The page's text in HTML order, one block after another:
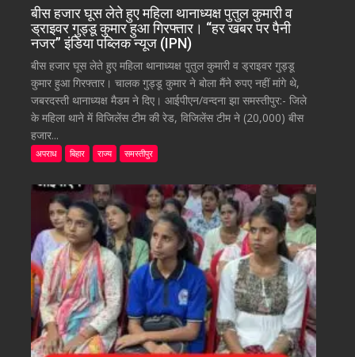
बीस हजार घूस लेते हुए महिला थानाध्यक्ष पुतुल कुमारी व
ड्राइवर गुड्डू कुमार हुआ गिरफ्तार। “हर खबर पर पैनी
नजर” इंडिया पब्लिक न्यूज (IPN)
बीस हजार घूस लेते हुए महिला थानाध्यक्ष पुतुल कुमारी व ड्राइवर गुड्डू
कुमार हुआ गिरफ्तार। चालक गुड्डू कुमार ने बोला मैंने रुपए नहीं मांगे थे,
जबरदस्ती थानाध्यक्ष मैडम ने दिए। आईपीएन/वन्दना झा समस्तीपुर:- जिले
के महिला थाने में विजिलेंस टीम की रेड, विजिलेंस टीम ने (20,000) बीस
हजार...
अपराध बिहार राज्य समस्तीपुर